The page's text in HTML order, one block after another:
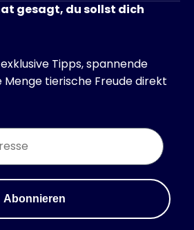
gesagt, du sollst dich
Tipps, spannende
Menge tierische Freude direkt
Abonnieren